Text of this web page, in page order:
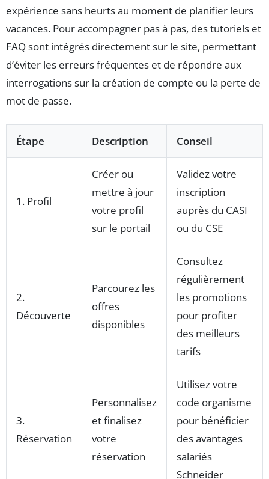
expérience sans heurts au moment de planifier leurs
vacances. Pour accompagner pas à pas, des tutoriels et
FAQ sont intégrés directement sur le site, permettant
d’éviter les erreurs fréquentes et de répondre aux
interrogations sur la création de compte ou la perte de
mot de passe.
Étape Description Conseil
1. Profil
Créer ou
mettre à jour
votre profil
sur le portail
Validez votre
inscription
auprès du CASI
ou du CSE
2.
Découverte
Parcourez les
offres
disponibles
Consultez
régulièrement
les promotions
pour profiter
des meilleurs
tarifs
3.
Réservation
Personnalisez
et finalisez
votre
réservation
Utilisez votre
code organisme
pour bénéficier
des avantages
salariés
Schneider